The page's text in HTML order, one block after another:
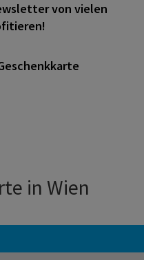
von vielen
in Wien